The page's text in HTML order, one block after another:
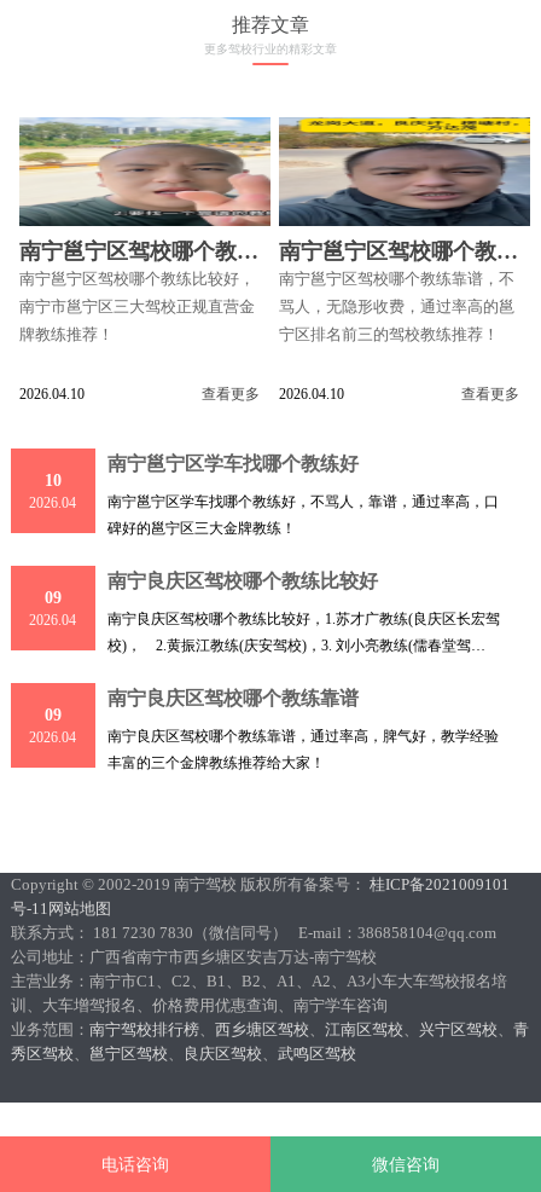
推荐文章
更多驾校行业的精彩文章
南宁邕宁区驾校哪个教练
比较好
南宁邕宁区驾校哪个教练比较好，
南宁市邕宁区三大驾校正规直营金
牌教练推荐！
2026.04.10 查看更多
南宁邕宁区驾校哪个教练
靠谱
南宁邕宁区驾校哪个教练靠谱，不
骂人，无隐形收费，通过率高的邕
宁区排名前三的驾校教练推荐！
2026.04.10 查看更多
10
2026.04
南宁邕宁区学车找哪个教练好
南宁邕宁区学车找哪个教练好，不骂人，靠谱，通过率高，口
碑好的邕宁区三大金牌教练！
09
2026.04
南宁良庆区驾校哪个教练比较好
南宁良庆区驾校哪个教练比较好，1.苏才广教练(良庆区长宏驾
校)， 2.黄振江教练(庆安驾校)，3. 刘小亮教练(儒春堂驾
09
2026.04
南宁良庆区驾校哪个教练靠谱
南宁良庆区驾校哪个教练靠谱，通过率高，脾气好，教学经验
丰富的三个金牌教练推荐给大家！
Copyright © 2002-2019 南宁驾校 版权所有备案号： 桂ICP备2021009101
号-11 网站地图
联系方式： 181 7230 7830（微信同号） E-mail：386858104@qq.com
公司地址：广西省南宁市西乡塘区安吉万达-南宁驾校
主营业务：南宁市C1、C2、B1、B2、A1、A2、A3小车大车驾校报名培
训、大车增驾报名、价格费用优惠查询、南宁学车咨询
业务范围： 南宁驾校排行榜、 西乡塘区驾校、 江南区驾校、 兴宁区驾校、 青
秀区驾校、 邕宁区驾校、 良庆区驾校、 武鸣区驾校
电话咨询 微信咨询